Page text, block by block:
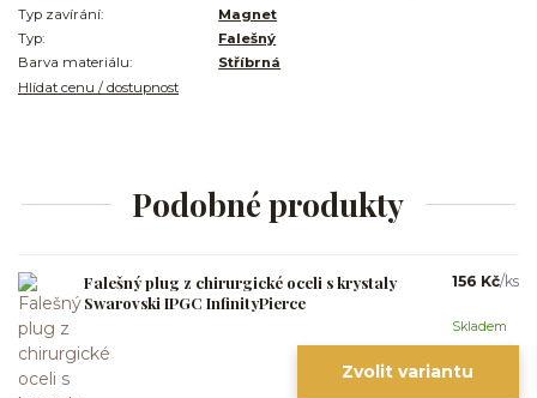
Typ zavírání:
Magnet
Typ:
Falešný
Barva materiálu:
Stříbrná
Hlídat cenu / dostupnost
Podobné produkty
Falešný plug z chirurgické oceli s krystaly
Swarovski IPGC InfinityPierce
156 Kč/ks
Skladem
Zvolit variantu